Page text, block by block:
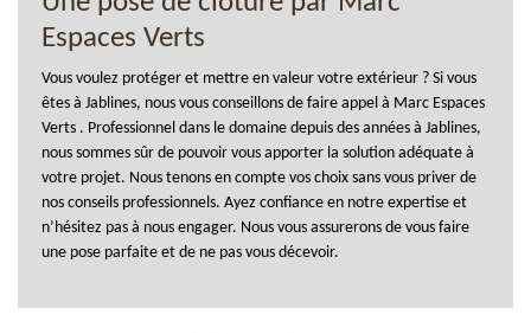
Espaces Verts
Vous voulez protéger et mettre en valeur votre extérieur ? Si vous
êtes à Jablines, nous vous conseillons de faire appel à Marc Espaces
Verts . Professionnel dans le domaine depuis des années à Jablines,
nous sommes sûr de pouvoir vous apporter la solution adéquate à
votre projet. Nous tenons en compte vos choix sans vous priver de
nos conseils professionnels. Ayez confiance en notre expertise et
n’hésitez pas à nous engager. Nous vous assurerons de vous faire
une pose parfaite et de ne pas vous décevoir.